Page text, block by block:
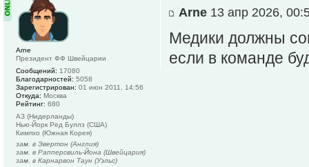
Arne 13 апр 2026,
Медики должны
если в команде
Arne
Президент ФФ Швейцарии
Сообщений: 17080
Благодарностей: 5058
Зарегистрирован: 01 июн 2011, 14:56
Откуда: Москва
Рейтинг: 680
АЗ (Нидерланды)
Нью-Йорк Ред Буллз (США)
Кимпхо (Южная Корея)
зам. в Эвертон (Англия)
зам. в Рапперсвиль-Йона (Швейцария)
зам. в Карнарвон Таун (Уэльс)